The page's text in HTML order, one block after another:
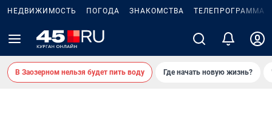
НЕДВИЖИМОСТЬ ПОГОДА ЗНАКОМСТВА ТЕЛЕПРОГРАММА
В Заозерном нельзя будет пить воду Где начать новую жизнь?